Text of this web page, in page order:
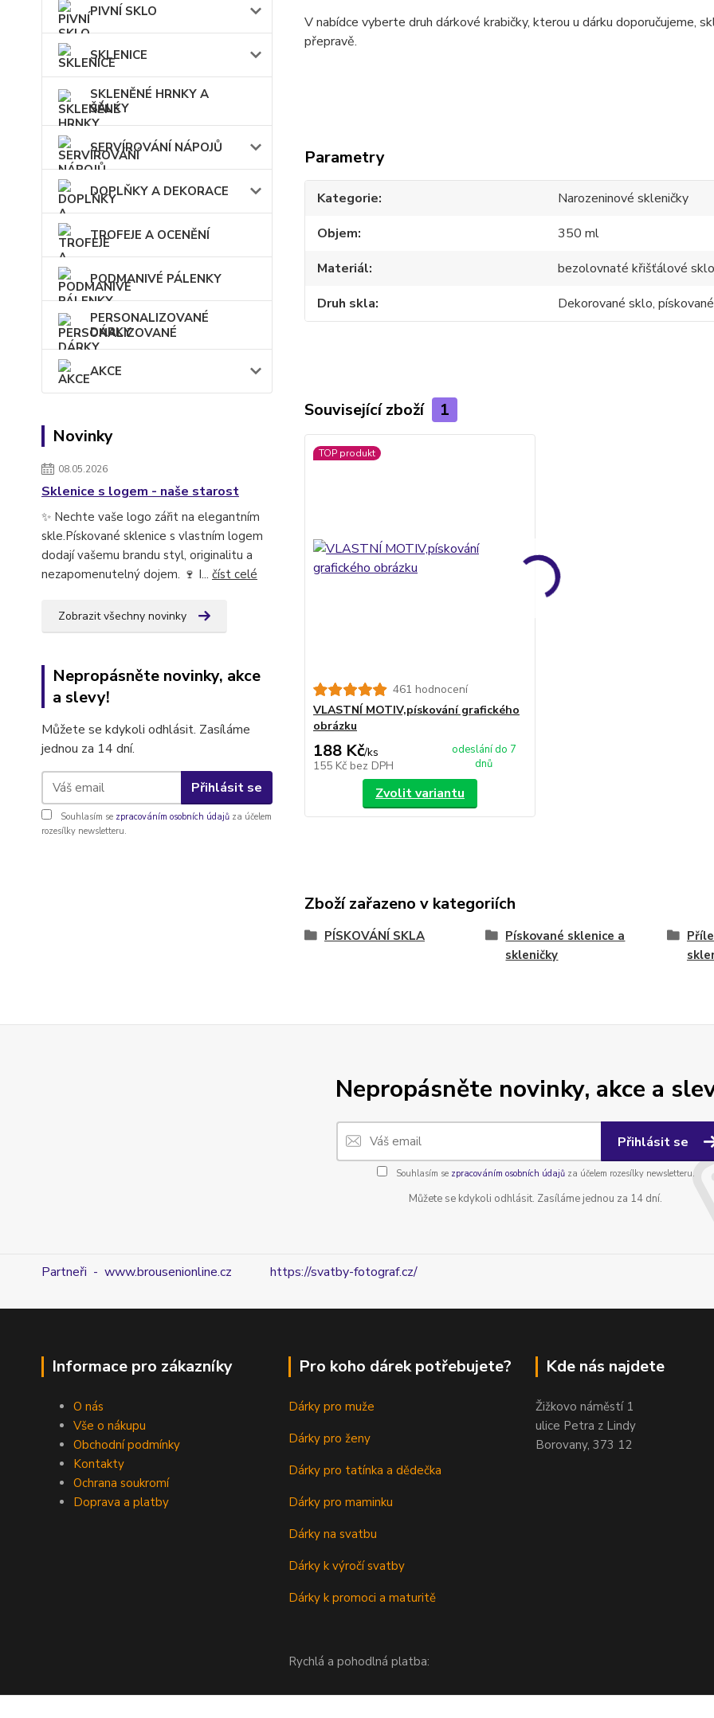
PIVNÍ SKLO
SKLENICE
SKLENĚNÉ HRNKY A
ŠÁLKY
SERVÍROVÁNÍ NÁPOJŮ
DOPLŇKY A DEKORACE
TROFEJE A OCENĚNÍ
PODMANIVÉ PÁLENKY
PERSONALIZOVANÉ
DÁRKY
AKCE
Novinky
08.05.2026
Sklenice s logem - naše starost
✨ Nechte vaše logo zářit na elegantním
skle.Pískované sklenice s vlastním logem
dodají vašemu brandu styl, originalitu a
nezapomenutelný dojem. 🍷 I... číst celé
Zobrazit všechny novinky
Nepropásněte novinky, akce
a slevy!
Můžete se kdykoli odhlásit. Zasíláme
jednou za 14 dní.
Přihlásit se
Souhlasím se zpracováním osobních údajů za účelem
rozesílky newsletteru.
V nabídce vyberte druh dárkové krabičky, kterou u dárku doporučujeme,
přepravě.
Parametry
Kategorie
Narozeninové skleničky
Objem
350 ml
Materiál
bezolovnaté křišťálové
Druh skla
Dekorované sklo,
Související zboží 1
TOP produkt
461 hodnocení
VLASTNÍ MOTIV,pískování grafického
obrázku
188 Kč/ks
155 Kč bez DPH
odeslání do 7
dnů
Zvolit variantu
Zboží zařazeno v kategoriích
PÍSKOVÁNÍ SKLA
Pískované sklenice a
skleničky
Nepropásněte novinky, akce a
Přihlásit se
Souhlasím se zpracováním osobních údajůza účelem rozesílky newsletteru.
Můžete se kdykoli odhlásit. Zasíláme jednou za 14 dní.
Partneři - www.brousenionline.cz https://svatby-fotograf.cz/
Informace pro zákazníky
O nás
Vše o nákupu
Obchodní podmínky
Kontakty
Ochrana soukromí
Doprava a platby
Pro koho dárek potřebujete?
Dárky pro muže
Dárky pro ženy
Dárky pro tatínka a dědečka
Dárky pro maminku
Dárky na svatbu
Dárky k výročí svatby
Dárky k promoci a maturitě
Rychlá a pohodlná platba:
Kde nás najdete
Žižkovo náměstí 1
ulice Petra z Lindy
Borovany, 373 12